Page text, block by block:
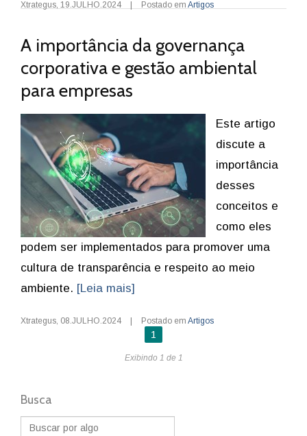
Xtrategus, 19.JULHO.2024 Postado em Artigos
A importância da governança
corporativa e gestão ambiental
para empresas
Este artigo
discute a
importância
desses
conceitos e
como eles
podem ser implementados para promover uma
cultura de transparência e respeito ao meio
ambiente. [Leia mais]
Xtrategus, 08.JULHO.2024 Postado em Artigos
1
Exibindo 1 de 1
Busca